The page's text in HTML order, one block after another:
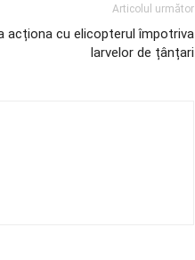
Articolul următor
acționa cu elicopterul împotriva
larvelor de țânțari